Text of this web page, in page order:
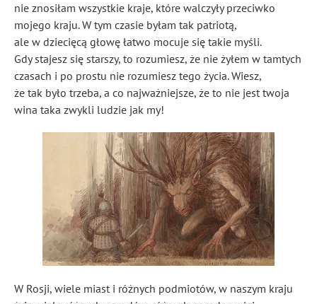
nie znosiłam wszystkie kraje, które walczyły przeciwko
mojego kraju. W tym czasie byłam tak patriotą,
ale w dziecięcą głowę łatwo mocuje się takie myśli.
Gdy stajesz się starszy, to rozumiesz, że nie żyłem w tamtych
czasach i po prostu nie rozumiesz tego życia. Wiesz,
że tak było trzeba, a co najważniejsze, że to nie jest twoja
wina taka zwykli ludzie jak my!
W Rosji, wiele miast i różnych podmiotów, w naszym kraju